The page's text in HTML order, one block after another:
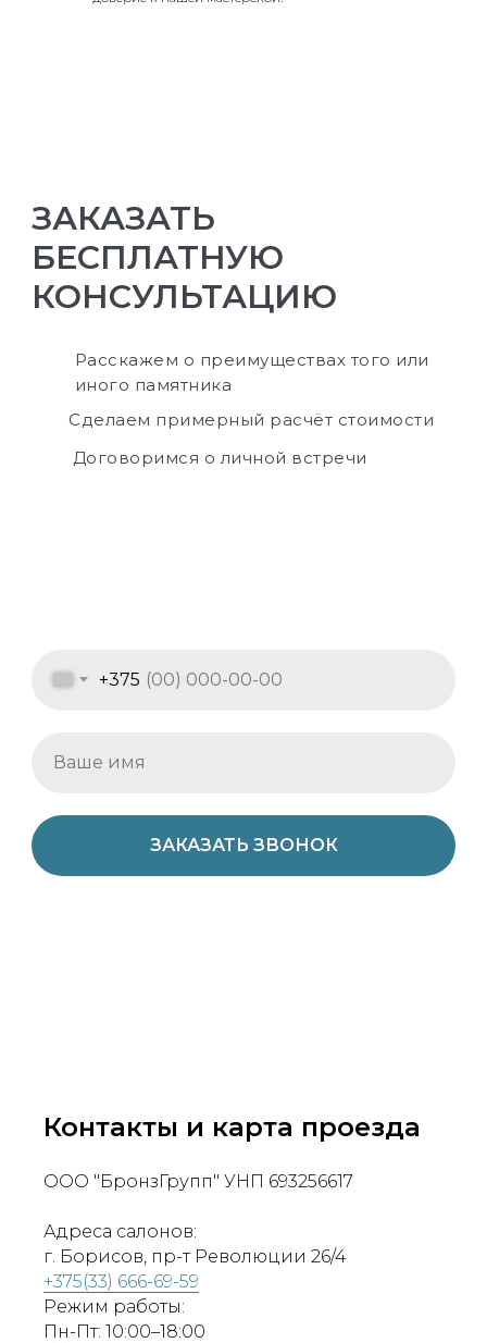
ЗАКАЗАТЬ
БЕСПЛАТНУЮ
КОНСУЛЬТАЦИЮ
+375
ЗАКАЗАТЬ ЗВОНОК
Расскажем о преимуществах того или
иного памятника
Сделаем примерный расчёт стоимости
Договоримся о личной встречи
Контакты и карта проезда
ООО "БронзГрупп" УНП 693256617
Адреса салонов:
г. Борисов, пр-т Революции 26/4
+375(33) 666-69-59
Режим работы:
Пн-Пт: 10:00–18:00